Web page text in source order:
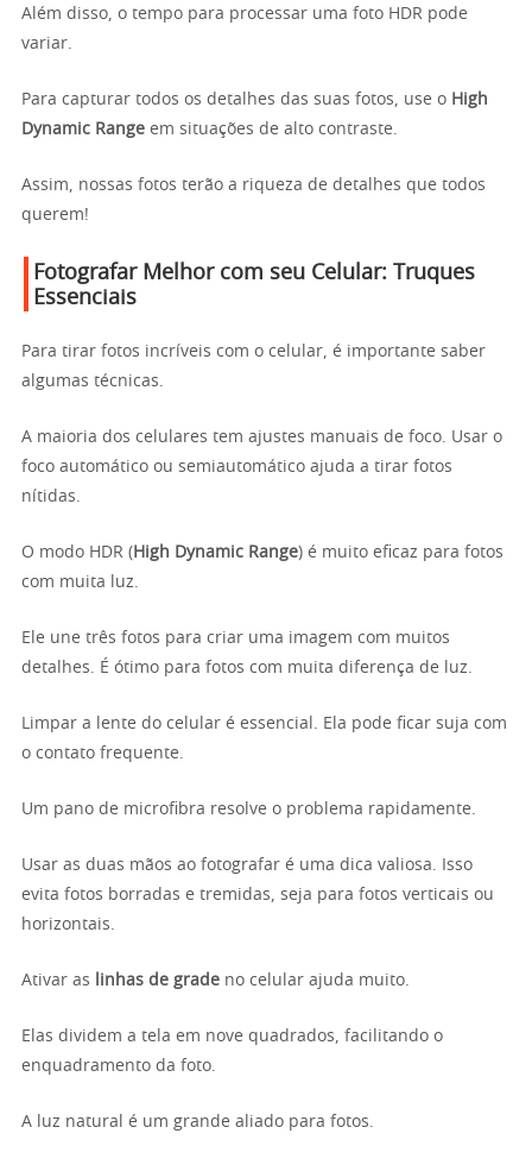
Além disso, o tempo para processar uma foto HDR pode
variar.
Para capturar todos os detalhes das suas fotos, use o High
Dynamic Range em situações de alto contraste.
Assim, nossas fotos terão a riqueza de detalhes que todos
querem!
Fotografar Melhor com seu Celular: Truques
Essenciais
Para tirar fotos incríveis com o celular, é importante saber
algumas técnicas.
A maioria dos celulares tem ajustes manuais de foco. Usar o
foco automático ou semiautomático ajuda a tirar fotos
nítidas.
O modo HDR ( High Dynamic Range) é muito eficaz para fotos
com muita luz.
Ele une três fotos para criar uma imagem com muitos
detalhes. É ótimo para fotos com muita diferença de luz.
Limpar a lente do celular é essencial. Ela pode ficar suja com
o contato frequente.
Um pano de microfibra resolve o problema rapidamente.
Usar as duas mãos ao fotografar é uma dica valiosa. Isso
evita fotos borradas e tremidas, seja para fotos verticais ou
horizontais.
Ativar as linhas de grade no celular ajuda muito.
Elas dividem a tela em nove quadrados, facilitando o
enquadramento da foto.
A luz natural é um grande aliado para fotos.